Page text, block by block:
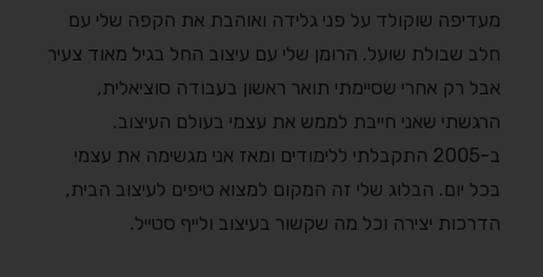
מעדיפה שוקולד על פני גלידה ואוהבת את הקפה שלי עם
חלב שבולת שועל. הרומן שלי עם עיצוב החל בגיל מאוד צעיר
אבל רק אחרי שסיימתי תואר ראשון בעבודה סוציאלית,
הרגשתי שאני חייבת לממש את עצמי בעולם העיצוב.
ב-2005 התקבלתי ללימודים ומאז אני מגשימה את עצמי
בכל יום. הבלוג שלי זה המקום למצוא טיפים לעיצוב הבית,
הדרכות יצירה וכל מה שקשור בעיצוב ולייף סטייל.